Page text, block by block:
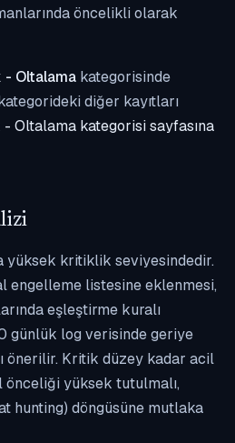
öncelikli olarak
- Oltalama kategorisinde
kategorideki diğer kayıtları
- Oltalama kategorisi sayfasına
yüksek kritiklik seviyesindedir.
engelleme listesine eklenmesi,
eşleştirme kuralı
günlük log verisinde geriye
önerilir. Kritik düzey kadar acil
yüksek tutulmalı,
hunting) döngüsüne mutlaka